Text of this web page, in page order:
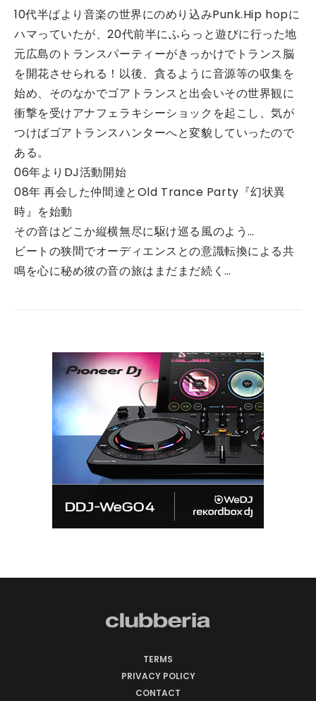
10代半ばより音楽の世界にのめり込みPunk.Hip hopに
ハマっていたが、20代前半にふらっと遊びに行った地
元広島のトランスパーティーがきっかけでトランス脳
を開花させられる！以後、貪るように音源等の収集を
始め、そのなかでゴアトランスと出会いその世界観に
衝撃を受けアナフェラキシーショックを起こし、気が
つけばゴアトランスハンターへと変貌していったので
ある。
06年よりDJ活動開始
08年 再会した仲間達とOld Trance Party『幻状異
時』を始動
その音はどこか縦横無尽に駆け巡る風のよう…
ビートの狭間でオーディエンスとの意識転換による共
鳴を心に秘め彼の音の旅はまだまだ続く…
TERMS
PRIVACY POLICY
CONTACT